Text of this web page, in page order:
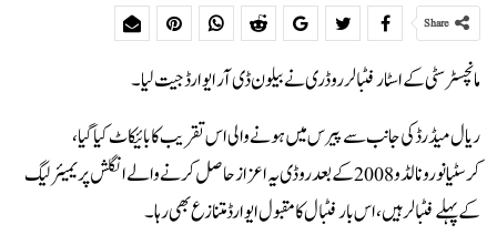
Share
مانچسٹر سٹی کے اسٹار فٹبالر روڈری نے بیلون ڈی آر ایوارڈ جیت لیا۔
ریال میڈرڈ کی جانب سے پیرس میں ہونے والی اس تقریب کا بائیکاٹ کیا گیا،
کرسٹیانورونالڈو 2008 کے بعد روڈی یہ اعزاز حاصل کرنے والے انگلش پریمیئر لیگ
کے پہلے فٹبالر ہیں، اس بار فٹبال کا مقبول ایوارڈ متنازع بھی رہا۔